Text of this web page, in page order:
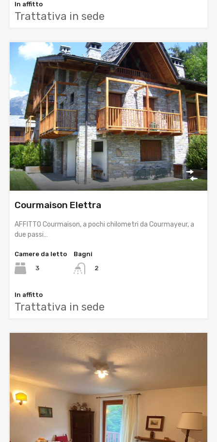
In affitto
Trattativa in sede
Courmaison Elettra
AFFITTO Courmaison, a pochi chilometri da Courmayeur, a
due passi…
Camere da letto
3
Bagni
2
In affitto
Trattativa in sede